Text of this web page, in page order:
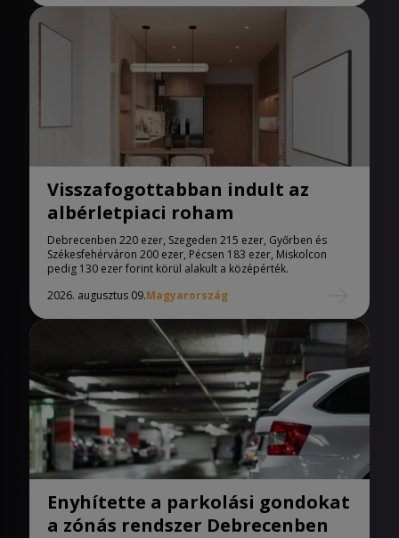
Visszafogottabban indult az
albérletpiaci roham
Debrecenben 220 ezer, Szegeden 215 ezer, Győrben és
Székesfehérváron 200 ezer, Pécsen 183 ezer, Miskolcon
pedig 130 ezer forint körül alakult a középérték.
2026. augusztus 09.Magyarország
Enyhítette a parkolási gondokat
a zónás rendszer Debrecenben